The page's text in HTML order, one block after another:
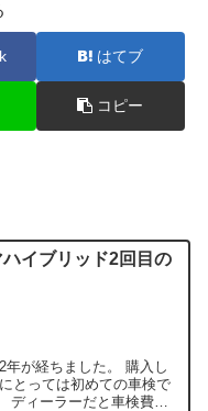
はてブ
コピー
イブリッド2回目の
が経ちました。 購入し
とっては初めての車検で
ィーラーだと車検費用